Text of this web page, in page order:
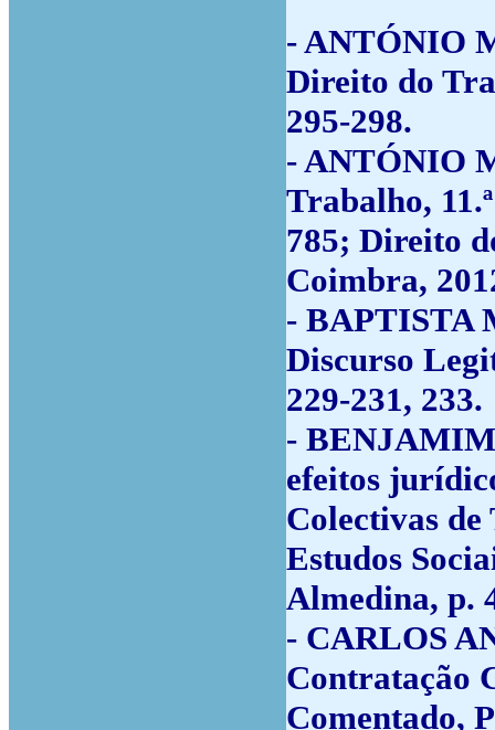
- ANTÓNIO
Direito do
295-298.
- ANTÓNIO
Trabalho,
785; Direito
Coimbra,
- BAPTISTA
Discurso
229-231, 233.
- BENJAMIM
efeitos
Colectivas
Estudos
Almedina, p.
- CARLOS
Contratação
Comentado,